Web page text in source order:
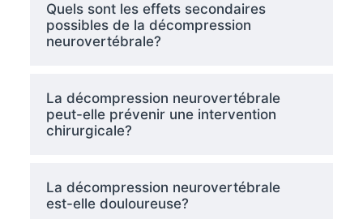
Quels sont les effets secondaires
possibles de la décompression
neurovertébrale?
La décompression neurovertébrale
peut-elle prévenir une intervention
chirurgicale?
La décompression neurovertébrale
est-elle douloureuse?